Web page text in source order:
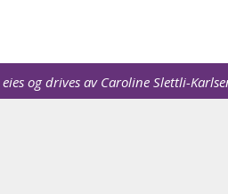
og drives av Caroline Slettli-